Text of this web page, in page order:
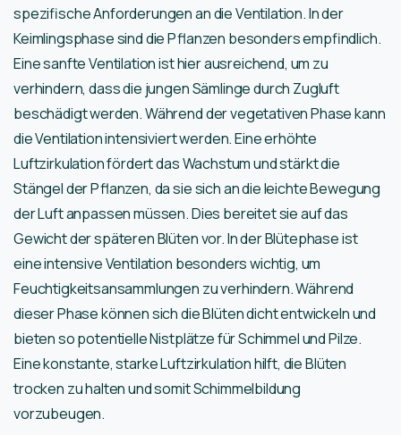
spezifische Anforderungen an die Ventilation. In der
Keimlingsphase sind die Pflanzen besonders empfindlich.
Eine sanfte Ventilation ist hier ausreichend, um zu
verhindern, dass die jungen Sämlinge durch Zugluft
beschädigt werden. Während der vegetativen Phase kann
die Ventilation intensiviert werden. Eine erhöhte
Luftzirkulation fördert das Wachstum und stärkt die
Stängel der Pflanzen, da sie sich an die leichte Bewegung
der Luft anpassen müssen. Dies bereitet sie auf das
Gewicht der späteren Blüten vor. In der Blütephase ist
eine intensive Ventilation besonders wichtig, um
Feuchtigkeitsansammlungen zu verhindern. Während
dieser Phase können sich die Blüten dicht entwickeln und
bieten so potentielle Nistplätze für Schimmel und Pilze.
Eine konstante, starke Luftzirkulation hilft, die Blüten
trocken zu halten und somit Schimmelbildung
vorzubeugen.